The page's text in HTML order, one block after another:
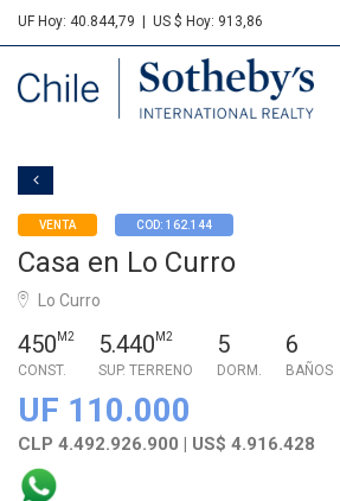
UF Hoy: 40.844,79 US $ Hoy: 913,86
Sotheby's
VENTA COD: 162.144
Casa en Lo Curro
Lo Curro
450 M2
CONST.
5.440 M2
SUP. TERRENO
5
DORM.
6
BAÑOS
UF 110.000
CLP 4.492.926.900 | US$ 4.916.428